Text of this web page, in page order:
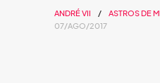
ANDRÉ VII ASTROS DE
07/AGO/2017